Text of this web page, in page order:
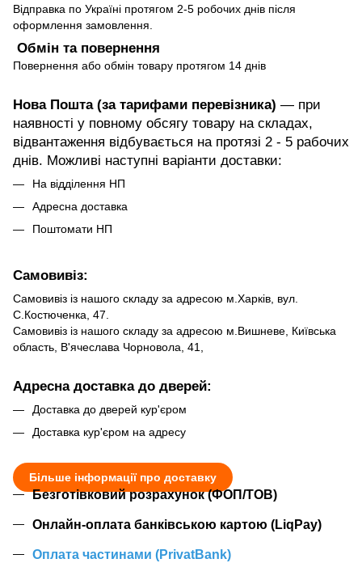
Відправка по Україні протягом 2-5 робочих днів після
оформлення замовлення.
Обмін та повернення
Повернення або обмін товару протягом 14 днів
Нова Пошта (за тарифами перевізника) — при
наявності у повному обсягу товару на складах,
відвантаження відбувається на протязі 2 - 5 рабочих
днів. Можливі наступні варіанти доставки:
На відділення НП
Адресна доставка
Поштомати НП
Самовивіз:
Самовивіз із нашого складу за адресою м.Харків, вул.
С.Костюченка, 47.
Самовивіз із нашого складу за адресою м.Вишневе, Київська
область, В'ячеслава Чорновола, 41,
Адресна доставка до дверей:
Доставка до дверей кур'єром
Доставка кур'єром на адресу
Більше інформації про доставку
Безготівковий розрахунок (ФОП/ТОВ)
Онлайн-оплата банківською картою (LiqPay)
Оплата частинами (PrivatBank)